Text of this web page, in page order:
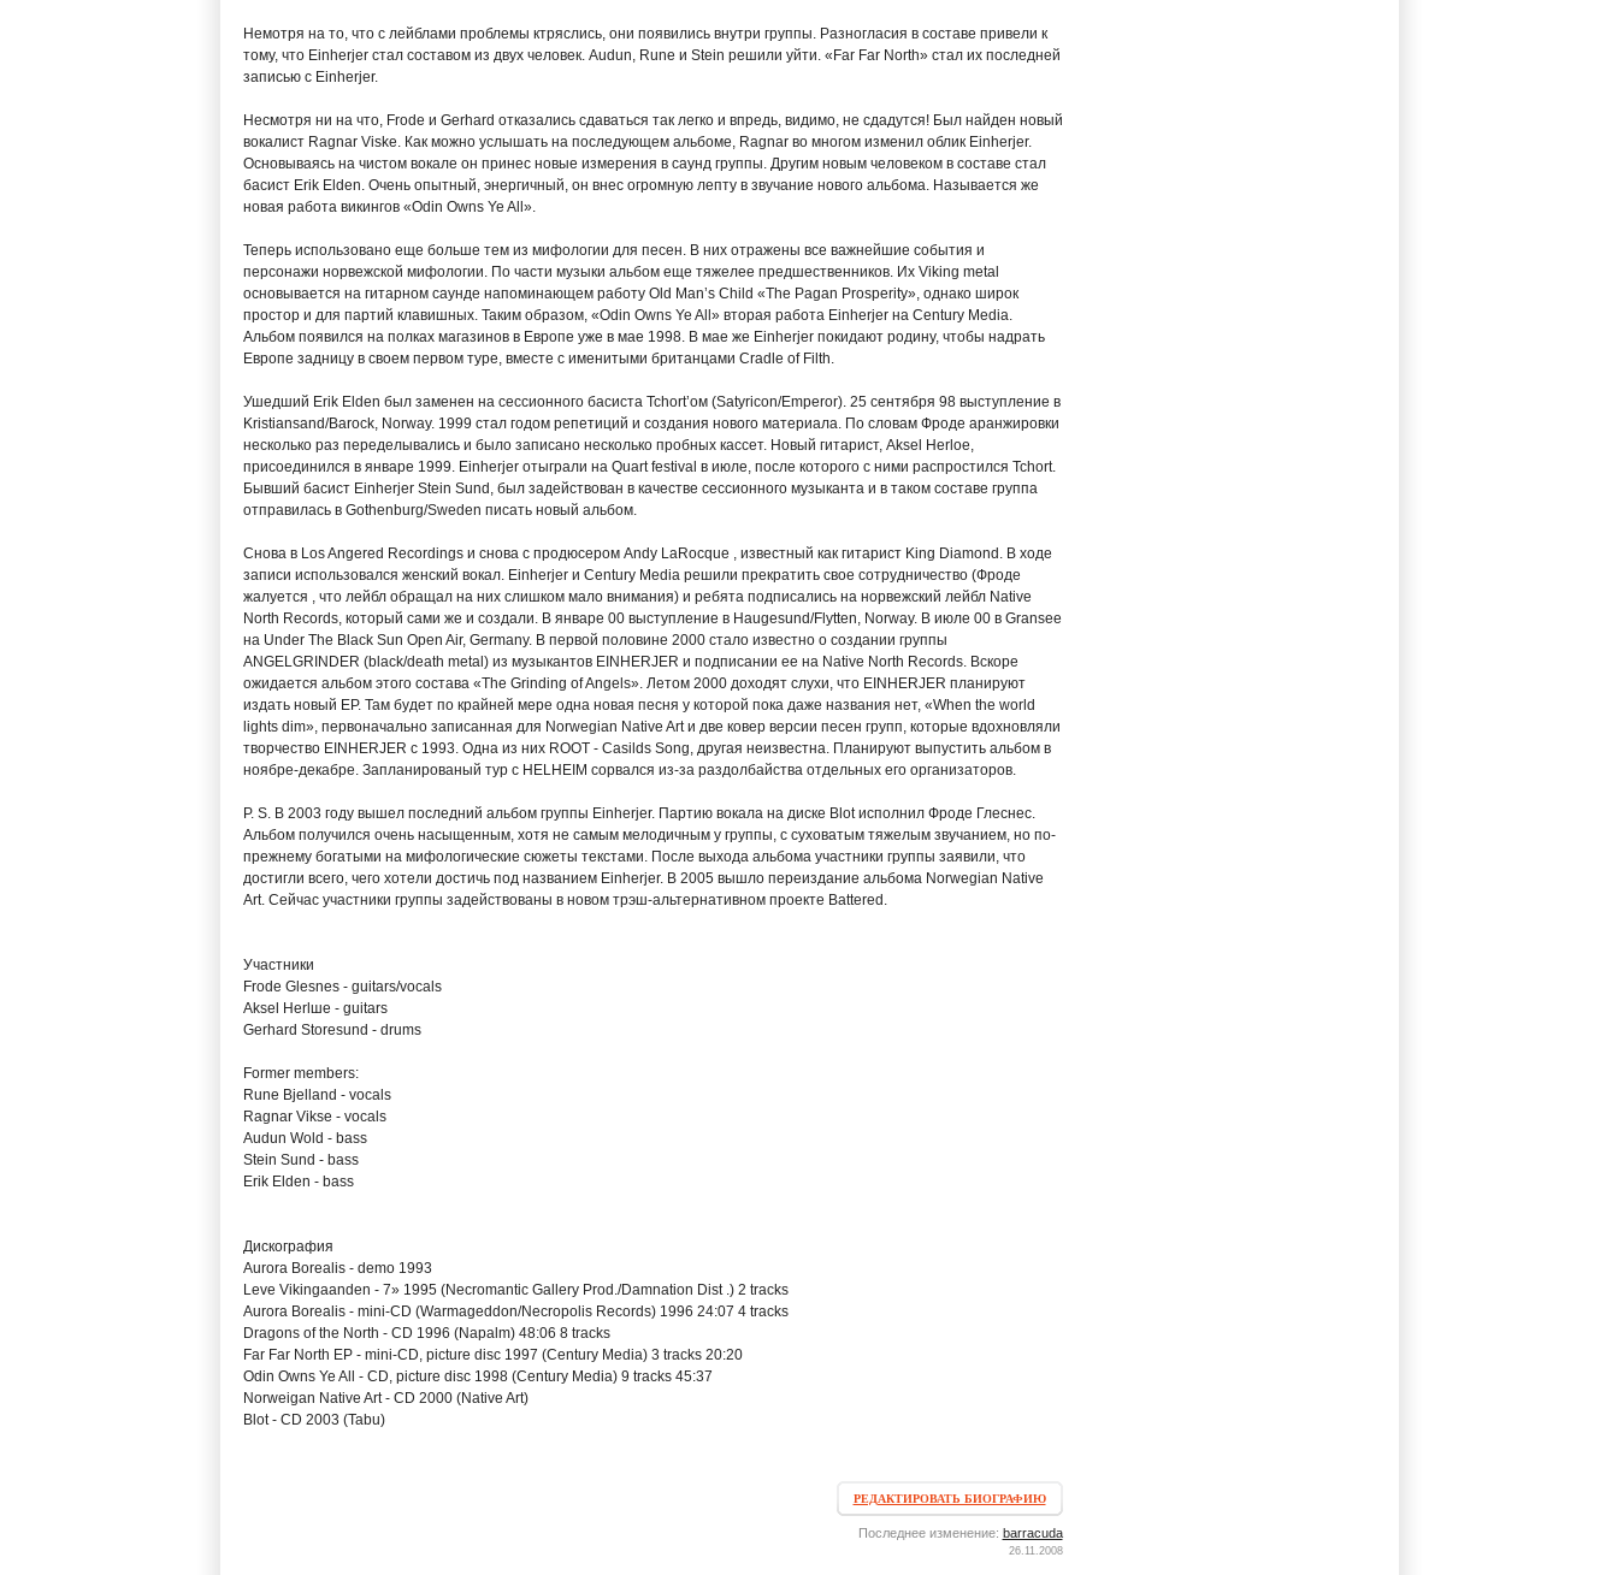
Немотря на то, что с лейблами проблемы ктряслись, они появились внутри группы. Разногласия в составе привели к
тому, что Einherjer стал составом из двух человек. Audun, Rune и Stein решили уйти. «Far Far North» стал их последней
записью с Einherjer.
Несмотря ни на что, Frode и Gerhard отказались сдаваться так легко и впредь, видимо, не сдадутся! Был найден новый
вокалист Ragnar Viske. Как можно услышать на последующем альбоме, Ragnar во многом изменил облик Einherjer.
Основываясь на чистом вокале он принес новые измерения в саунд группы. Другим новым человеком в составе стал
басист Erik Elden. Очень опытный, энергичный, он внес огромную лепту в звучание нового альбома. Называется же
новая работа викингов «Odin Owns Ye All».
Теперь использовано еще больше тем из мифологии для песен. В них отражены все важнейшие события и
персонажи норвежской мифологии. По части музыки альбом еще тяжелее предшественников. Их Viking metal
основывается на гитарном саунде напоминающем работу Old Man’s Child «The Pagan Prosperity», однако широк
простор и для партий клавишных. Таким образом, «Odin Owns Ye All» вторая работа Einherjer на Century Media.
Альбом появился на полках магазинов в Европе уже в мае 1998. В мае же Einherjer покидают родину, чтобы надрать
Европе задницу в своем первом туре, вместе с именитыми британцами Cradle of Filth.
Ушедший Erik Elden был заменен на сессионного басиста Tchort’ом (Satyricon/Emperor). 25 сентября 98 выступление в
Kristiansand/Barock, Norway. 1999 стал годом репетиций и создания нового материала. По словам Фроде аранжировки
несколько раз переделывались и было записано несколько пробных кассет. Новый гитарист, Aksel Herloe,
присоединился в январе 1999. Einherjer отыграли на Quart festival в июле, после которого с ними распростился Tchort.
Бывший басист Einherjer Stein Sund, был задействован в качестве сессионного музыканта и в таком составе группа
отправилась в Gothenburg/Sweden писать новый альбом.
Снова в Los Angered Recordings и снова с продюсером Andy LaRocque , известный как гитарист King Diamond. В ходе
записи использовался женский вокал. Einherjer и Century Media решили прекратить свое сотрудничество (Фроде
жалуется , что лейбл обращал на них слишком мало внимания) и ребята подписались на норвежский лейбл Native
North Records, который сами же и создали. В январе 00 выступление в Haugesund/Flytten, Norway. В июле 00 в Gransee
на Under The Black Sun Open Air, Germany. В первой половине 2000 стало известно о создании группы
ANGELGRINDER (black/death metal) из музыкантов EINHERJER и подписании ее на Native North Records. Вскоре
ожидается альбом этого состава «The Grinding of Angels». Летом 2000 доходят слухи, что EINHERJER планируют
издать новый EP. Там будет по крайней мере одна новая песня у которой пока даже названия нет, «When the world
lights dim», первоначально записанная для Norwegian Native Art и две ковер версии песен групп, которые вдохновляли
творчество EINHERJER с 1993. Одна из них ROOT - Casilds Song, другая неизвестна. Планируют выпустить альбом в
ноябре-декабре. Запланированый тур с HELHEIM сорвался из-за раздолбайства отдельных его организаторов.
P. S. В 2003 году вышел последний альбом группы Einherjer. Партию вокала на диске Blot исполнил Фроде Глеснес.
Альбом получился очень насыщенным, хотя не самым мелодичным у группы, с суховатым тяжелым звучанием, но по-
прежнему богатыми на мифологические сюжеты текстами. После выхода альбома участники группы заявили, что
достигли всего, чего хотели достичь под названием Einherjer. В 2005 вышло переиздание альбома Norwegian Native
Art. Сейчас участники группы задействованы в новом трэш-альтернативном проекте Battered.
Участники
Frode Glesnes - guitars/vocals
Aksel Herlшe - guitars
Gerhard Storesund - drums
Former members:
Rune Bjelland - vocals
Ragnar Vikse - vocals
Audun Wold - bass
Stein Sund - bass
Erik Elden - bass
Дискография
Aurora Borealis - demo 1993
Leve Vikingaanden - 7» 1995 (Necromantic Gallery Prod./Damnation Dist .) 2 tracks
Aurora Borealis - mini-CD (Warmageddon/Necropolis Records) 1996 24:07 4 tracks
Dragons of the North - CD 1996 (Napalm) 48:06 8 tracks
Far Far North EP - mini-CD, picture disc 1997 (Century Media) 3 tracks 20:20
Odin Owns Ye All - CD, picture disc 1998 (Century Media) 9 tracks 45:37
Norweigan Native Art - CD 2000 (Native Art)
Blot - CD 2003 (Tabu)
РЕДАКТИРОВАТЬ БИОГРАФИЮ
Последнее изменение: barracuda
26.11.2008